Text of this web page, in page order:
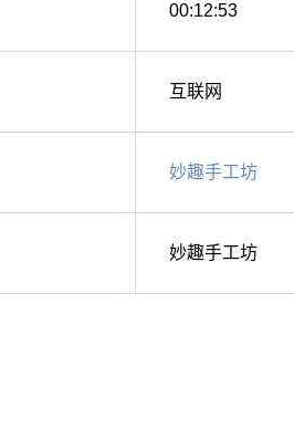
00:12:53
互联网
妙趣手工坊
妙趣手工坊